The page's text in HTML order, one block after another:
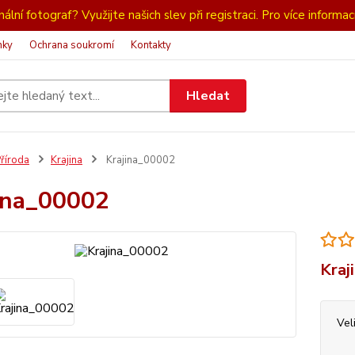
fotograf? Využijte našich slev při registraci. Pro více
Ochrana soukromí Kontakty
Hledat
Krajina Krajina_00002